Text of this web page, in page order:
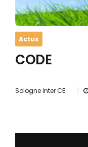
Actus
CODE
Sologne Inter CE |